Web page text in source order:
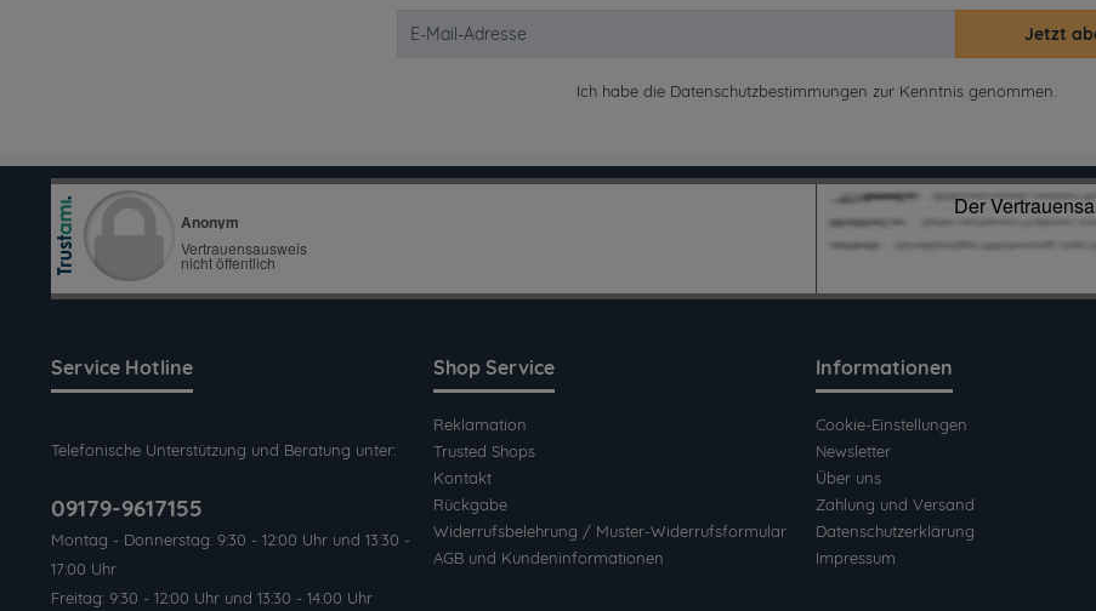
Jetzt
Ich habe die Datenschutzbestimmungen zur Kenntnis genommen.
Service Hotline
Telefonische Unterstützung und Beratung unter:
09179-9617155
Montag - Donnerstag: 9:30 - 12:00 Uhr und 13:30 -
17:00 Uhr
Freitag: 9:30 - 12:00 Uhr und 13:30 - 14:00 Uhr
Shop Service
Reklamation
Trusted Shops
Kontakt
Rückgabe
Widerrufsbelehrung / Muster-Widerrufsformular
AGB und Kundeninformationen
Informationen
Cookie-Einstellungen
Newsletter
Über uns
Zahlung und Versand
Datenschutzerklärung
Impressum